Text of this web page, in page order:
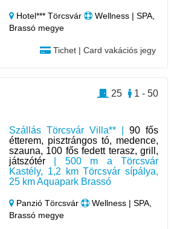
Hotel*** Törcsvár
Wellness | SPA,
Brassó megye
Tichet | Card vakációs jegy
Szállás Törcsvár Villa** |90 fős
étterem, pisztrángos tó, medence,
szauna, 100 fős fedett terasz, grill,
játszótér | 500 m a Törcsvár
Kastély, 1,2 km Törcsvár sípálya,
25 km Aquapark Brassó
Panzió Törcsvár
Wellness | SPA,
Brassó megye
1 - 50
25